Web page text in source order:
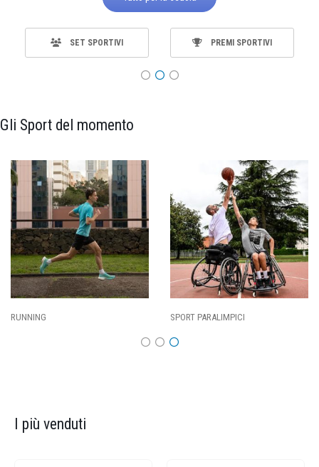
SET SPORTIVI PREMI SPORTIVI
Gli Sport del momento
SPORT PARALIMPICI CALCIO
I più venduti